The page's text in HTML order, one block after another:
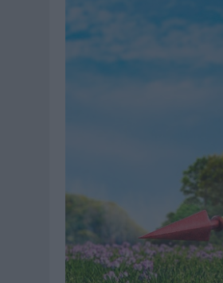
06/08/2026
SIETE DE CADA
06/08/2026
LA TELEVISIÓN
EL USO DE LA IA
SYSTEM1 NOMBRA
FRIGO Y UNIQLO
LA IA ESTÁ
05/08/2026
BEON WORLDWIDE
FABRA
05/08/2026 |
LOPESAN HOTELS
05/08/2026 | LUIS ARQUILLOS